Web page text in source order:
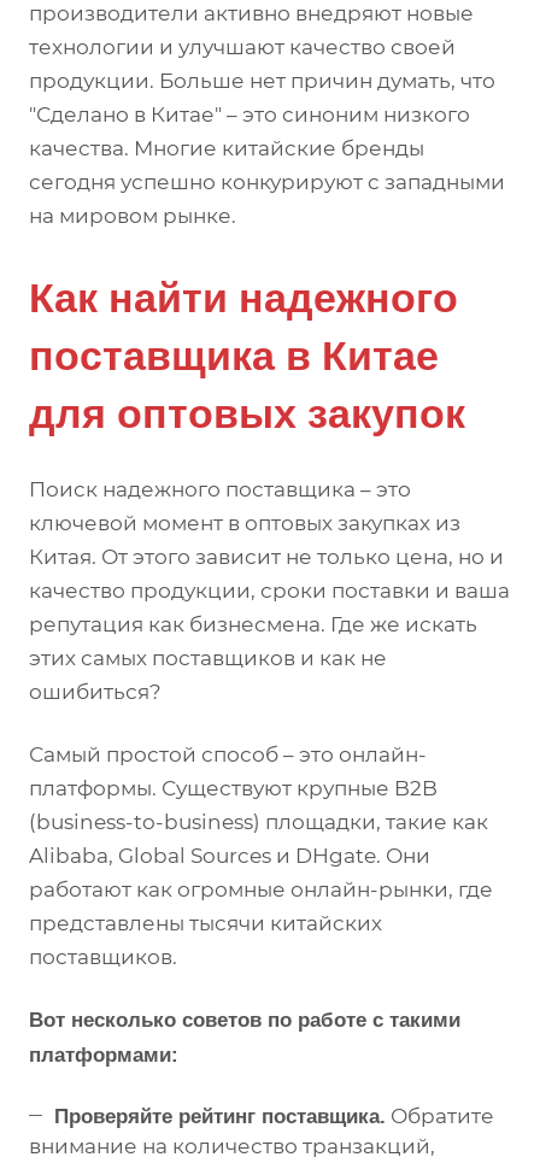
производители активно внедряют новые
технологии и улучшают качество своей
продукции. Больше нет причин думать, что
"Сделано в Китае" – это синоним низкого
качества. Многие китайские бренды
сегодня успешно конкурируют с западными
на мировом рынке.
Как найти надежного
поставщика в Китае
для оптовых закупок
Поиск надежного поставщика – это
ключевой момент в оптовых закупках из
Китая. От этого зависит не только цена, но и
качество продукции, сроки поставки и ваша
репутация как бизнесмена. Где же искать
этих самых поставщиков и как не
ошибиться?
Самый простой способ – это онлайн-
платформы. Существуют крупные B2B
(business-to-business) площадки, такие как
Alibaba, Global Sources и DHgate. Они
работают как огромные онлайн-рынки, где
представлены тысячи китайских
поставщиков.
Вот несколько советов по работе с такими
платформами:
Проверяйте рейтинг поставщика. Обратите
внимание на количество транзакций,